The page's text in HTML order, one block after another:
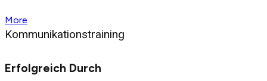
More
Kommunikationstraining
Erfolgreich Durch